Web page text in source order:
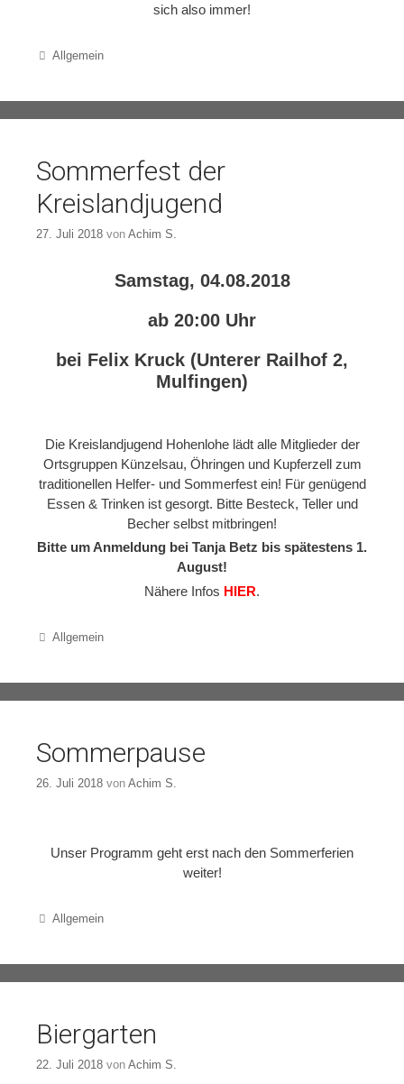
sich also immer!
Categories
Allgemein
Sommerfest der
Kreislandjugend
27. Juli 2018 von Achim S.
Samstag, 04.08.2018
ab 20:00 Uhr
bei Felix Kruck (Unterer Railhof 2,
Mulfingen)
Die Kreislandjugend Hohenlohe lädt alle Mitglieder der
Ortsgruppen Künzelsau, Öhringen und Kupferzell zum
traditionellen Helfer- und Sommerfest ein! Für genügend
Essen & Trinken ist gesorgt. Bitte Besteck, Teller und
Becher selbst mitbringen!
Bitte um Anmeldung bei Tanja Betz bis spätestens 1.
August!
Nähere Infos HIER.
Categories
Allgemein
Sommerpause
26. Juli 2018 von Achim S.
Unser Programm geht erst nach den Sommerferien
weiter!
Categories
Allgemein
Biergarten
22. Juli 2018 von Achim S.